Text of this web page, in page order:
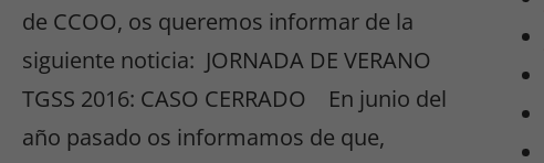
de CCOO, os queremos informar de la
siguiente noticia: JORNADA DE VERANO
TGSS 2016: CASO CERRADO En junio del
año pasado os informamos de que,